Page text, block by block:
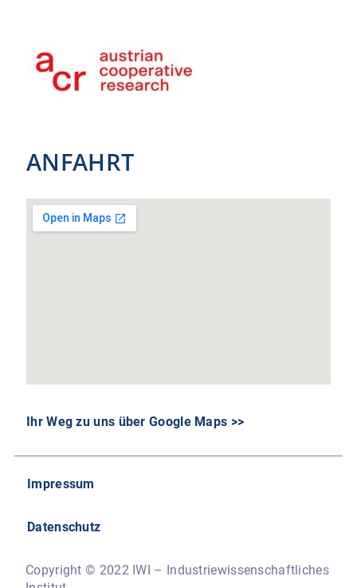
ANFAHRT
Ihr Weg zu uns über Google Maps >>
Impressum
Datenschutz
Copyright © 2022 IWI – Industriewissenschaftliches